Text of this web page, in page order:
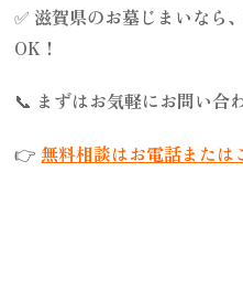
✅ 滋賀県のお墓じまいなら
OK！
📞 まずはお気軽にお問い合
👉無料相談はお電話また